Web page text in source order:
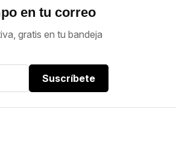
en tu correo
gratis en tu bandeja
Suscríbete